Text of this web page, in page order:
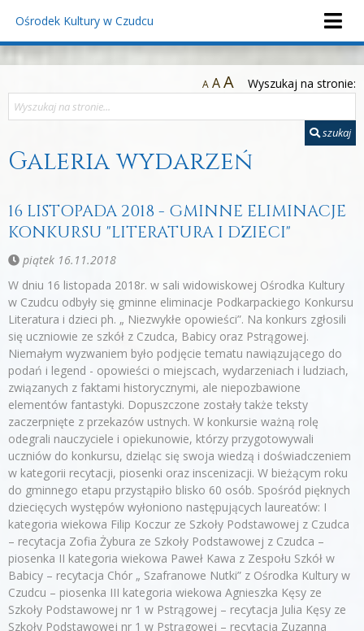
Ośrodek Kultury w Czudcu
A AA Wyszukaj na stronie:
szukaj
Galeria wydarzeń
16 LISTOPADA 2018 - GMINNE ELIMINACJE
KONKURSU "LITERATURA I DZIECI"
piątek 16.11.2018
W dniu 16 listopada 2018r. w sali widowiskowej Ośrodka Kultury
w Czudcu odbyły się gminne eliminacje Podkarpackiego Konkursu
Literatura i dzieci ph. „ Niezwykłe opowieści”. Na konkurs zgłosili
się uczniowie ze szkół z Czudca, Babicy oraz Pstrągowej.
Niemałym wyzwaniem było podjęcie tematu nawiązującego do
podań i legend - opowieści o miejscach, wydarzeniach i ludziach,
związanych z faktami historycznymi, ale niepozbawione
elementów fantastyki. Dopuszczone zostały także teksty
zaczerpnięte z przekazów ustnych. W konkursie ważną rolę
odegrali nauczyciele i opiekunowie, którzy przygotowywali
uczniów do konkursu, dzieląc się swoja wiedzą i doświadczeniem
w kategorii recytacji, piosenki oraz inscenizacji. W bieżącym roku
do gminnego etapu przystąpiło blisko 60 osób. Spośród pięknych
dziecięcych występów wyłoniono następujących laureatów: I
kategoria wiekowa Filip Koczur ze Szkoły Podstawowej z Czudca
– recytacja Zofia Żybura ze Szkoły Podstawowej z Czudca –
piosenka II kategoria wiekowa Paweł Kawa z Zespołu Szkół w
Babicy – recytacja Chór „ Szafranowe Nutki” z Ośrodka Kultury w
Czudcu – piosenka III kategoria wiekowa Agnieszka Kęsy ze
Szkoły Podstawowej nr 1 w Pstrągowej – recytacja Julia Kęsy ze
Szkoły Podstawowej nr 1 w Pstrągowej – recytacja Zuzanna